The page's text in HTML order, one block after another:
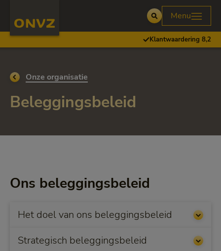
Open
Menu
Klantwaardering 8,2
Ga terug naar
Onze organisatie
Beleggingsbeleid
Ons beleggingsbeleid
Het doel van ons beleggingsbeleid
Strategisch beleggingsbeleid